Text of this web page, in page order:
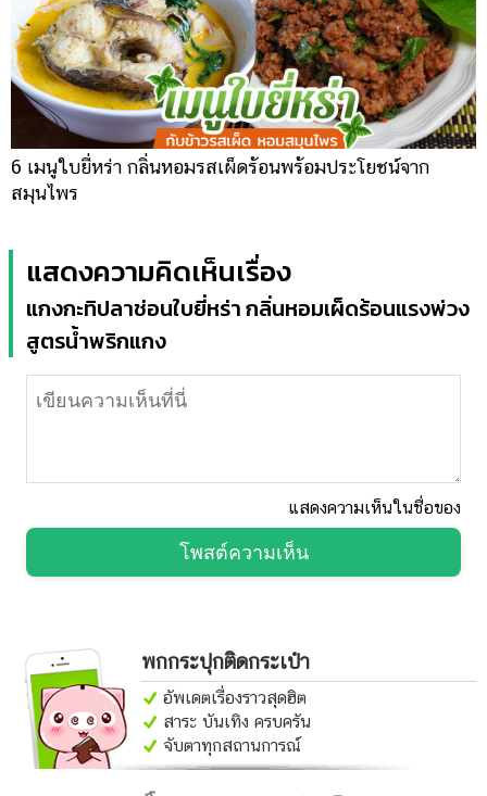
6 เมนูใบยี่หร่า กลิ่นหอมรสเผ็ดร้อนพร้อมประโยชน์จาก
สมุนไพร
แสดงความคิดเห็นเรื่อง
แกงกะทิปลาช่อนใบยี่หร่า กลิ่นหอมเผ็ดร้อนแรงพ่วง
สูตรน้ำพริกแกง
แสดงความเห็นในชื่อของ
โพสต์ความเห็น
พกกระปุกติดกระเป๋า
อัพเดตเรื่องราวสุดฮิต
สาระ บันเทิง ครบครัน
จับตาทุกสถานการณ์